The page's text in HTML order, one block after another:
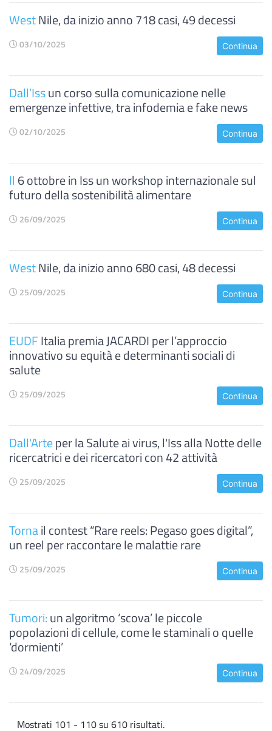
WestNile, da inizio anno 718 casi, 49 decessi
03/10/2025 Continua
Dall’Issun corso sulla comunicazione nelle
emergenze infettive, tra infodemia e fake news
02/10/2025 Continua
Il 6 ottobre in Iss un workshop internazionale sul
futuro della sostenibilità alimentare
26/09/2025 Continua
WestNile, da inizio anno 680 casi, 48 decessi
25/09/2025 Continua
EUDFItalia premia JACARDI per l’approccio
innovativo su equità e determinanti sociali di
salute
25/09/2025 Continua
Dall'Arteper la Salute ai virus, l'Iss alla Notte delle
ricercatrici e dei ricercatori con 42 attività
25/09/2025 Continua
Tornail contest “Rare reels: Pegaso goes digital”,
un reel per raccontare le malattie rare
25/09/2025 Continua
Tumori:un algoritmo ‘scova’ le piccole
popolazioni di cellule, come le staminali o quelle
‘dormienti’
24/09/2025 Continua
Mostrati 101 - 110 su 610 risultati.